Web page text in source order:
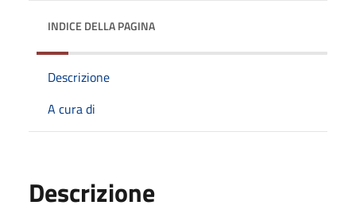
INDICE DELLA PAGINA
Descrizione
A cura di
Descrizione